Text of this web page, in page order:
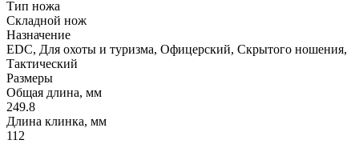
Тип ножа
Складной нож
Назначение
EDC, Для охоты и туризма, Офицерский, Скрытого ношения,
Тактический
Размеры
Общая длина, мм
249.8
Длина клинка, мм
112